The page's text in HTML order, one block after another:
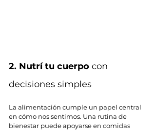
2. Nutrí tu cuerpo con
decisiones simples
La alimentación cumple un papel central
en cómo nos sentimos. Una rutina de
bienestar puede apoyarse en comidas